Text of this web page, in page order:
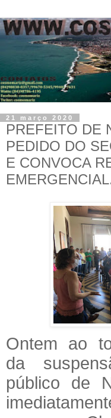
21 março 2020
PREFEITO DE
PEDIDO DO
E CONVOCA
Ontem ao
da
público de